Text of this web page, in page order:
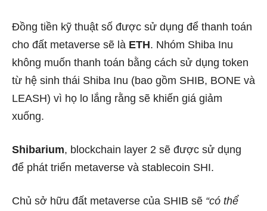
Đồng tiền kỹ thuật số được sử dụng để thanh toán
cho đất metaverse sẽ là ETH. Nhóm Shiba Inu
không muốn thanh toán bằng cách sử dụng token
từ hệ sinh thái Shiba Inu (bao gồm SHIB, BONE và
LEASH) vì họ lo lắng rằng sẽ khiến giá giảm
xuống.
Shibarium, blockchain layer 2 sẽ được sử dụng
để phát triển metaverse và stablecoin SHI.
Chủ sở hữu đất metaverse của SHIB sẽ “có thể